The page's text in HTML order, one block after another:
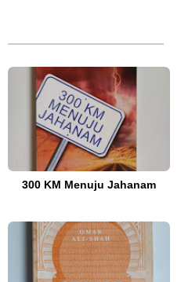
300 KM Menuju Jahanam